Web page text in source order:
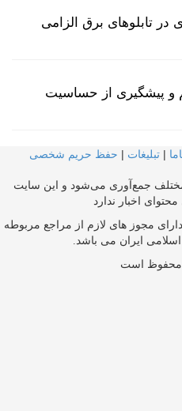
تابلوهای برق الزامی
و پیشگیری از حساسیت
| تبلیغات | حفظ حریم شخصی
مختلف جمع‌آوری می‌شود و این سایت
اخبار ندارد
مجوز های لازم از مراجع مربوطه
ایران می باشد.
محفوظ است